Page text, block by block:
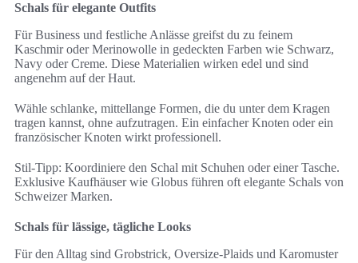
Schals für elegante Outfits
Für Business und festliche Anlässe greifst du zu feinem
Kaschmir oder Merinowolle in gedeckten Farben wie Schwarz,
Navy oder Creme. Diese Materialien wirken edel und sind
angenehm auf der Haut.
Wähle schlanke, mittellange Formen, die du unter dem Kragen
tragen kannst, ohne aufzutragen. Ein einfacher Knoten oder ein
französischer Knoten wirkt professionell.
Stil-Tipp: Koordiniere den Schal mit Schuhen oder einer Tasche.
Exklusive Kaufhäuser wie Globus führen oft elegante Schals von
Schweizer Marken.
Schals für lässige, tägliche Looks
Für den Alltag sind Grobstrick, Oversize-Plaids und Karomuster